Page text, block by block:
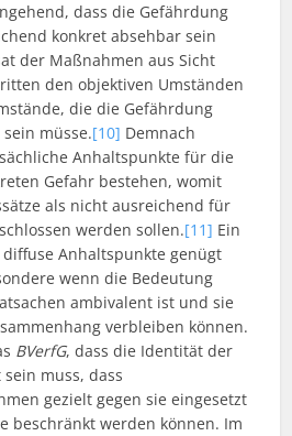
dass die Gefährdung
konkret absehbar sein
der Maßnahmen aus Sicht
den objektiven Umständen
die die Gefährdung
müsse.[10] Demnach
Anhaltspunkte für die
Gefahr bestehen, womit
als nicht ausreichend für
werden sollen.[11] Ein
Anhaltspunkte genügt
wenn die Bedeutung
ambivalent ist und sie
verbleiben können.
BVerfG, dass die Identität der
muss, dass
gezielt gegen sie eingesetzt
beschränkt werden können. Im